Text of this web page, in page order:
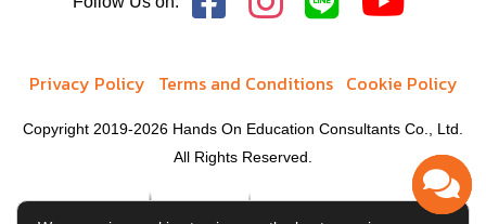
Privacy Policy Terms and Conditions Cookie Policy
Copyright 2019-2026 Hands On Education Consultants Co., Ltd.
All Rights Reserved.